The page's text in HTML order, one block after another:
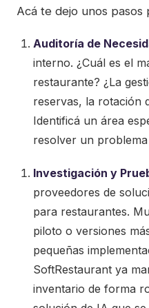
Acá te dejo unos pasos
Auditoría de
interno. ¿Cuál es el
restaurante? ¿La
reservas, la rotación
Identificá un área
resolver un
Investigación y
proveedores de
para restaurantes.
piloto o versiones
pequeñas
SoftRestaurant ya
inventario de forma